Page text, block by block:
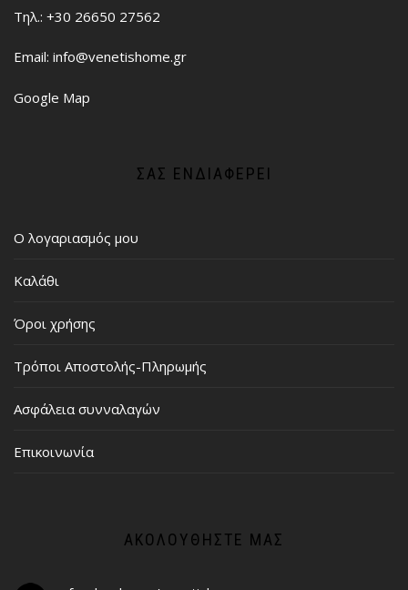
Τηλ.: +30 26650 27562
Email: info@venetishome.gr
Google Map
ΣΑΣ ΕΝΔΙΑΦΈΡΕΙ
Ο λογαριασμός μου
Καλάθι
Όροι χρήσης
Τρόποι Αποστολής-Πληρωμής
Ασφάλεια συνναλαγών
Επικοινωνία
ΑΚΟΛΟΥΘΉΣΤΕ ΜΑΣ